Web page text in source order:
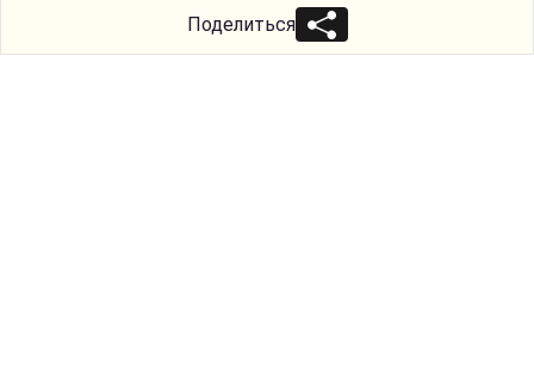
Поделиться